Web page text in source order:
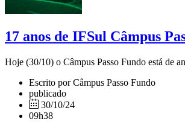
17 anos de IFSul Câmpus
Hoje (30/10) o Câmpus Passo Fundo está de
Escrito por Câmpus Passo Fundo
publicado
30/10/24
09h38